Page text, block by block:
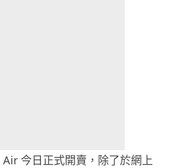
今日正式開賣，除了於網上